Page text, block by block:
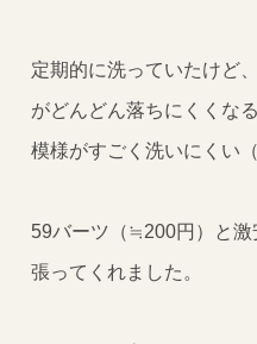
定期的に洗っていたけど
がどんどん落ちにくくな
模様がすごく洗いにくい（
59バーツ（≒200円）と
張ってくれました。